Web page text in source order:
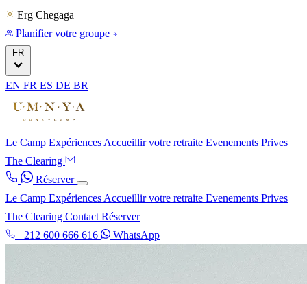
Erg Chegaga
Planifier votre groupe
FR
EN FR ES DE BR
Le Camp Expériences Accueillir votre retraite Evenements Prives
The Clearing
Réserver
Le Camp Expériences Accueillir votre retraite Evenements Prives
The Clearing Contact Réserver
+212 600 666 616
WhatsApp